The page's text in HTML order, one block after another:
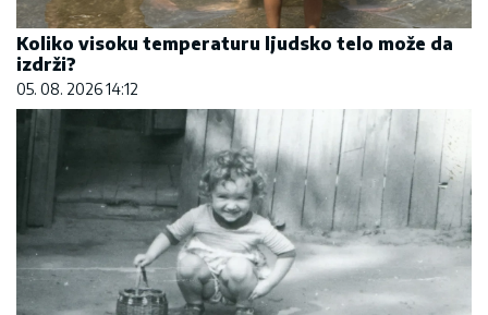
Koliko visoku temperaturu ljudsko telo može da
izdrži?
05. 08. 2026 14:12